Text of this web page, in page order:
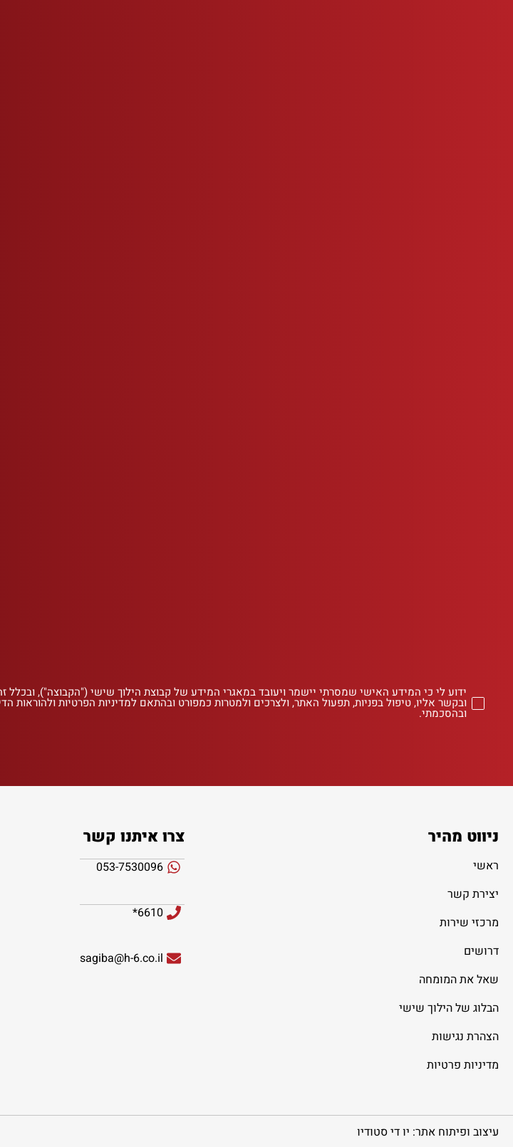
ידוע לי כי המידע האישי שמסרתי יישמר ויעובד במאגרי המידע של קבוצת הילוך שישי ("הקבוצה"),
ובקשר אליו, טיפול בפניות, תפעול האתר, ולצרכים ולמטרות כמפורט ובהתאם למדיניות הפרטיות ולהוראות
ובהסכמתי.
ניווט מהיר
ראשי
יצירת קשר
מרכזי שירות
דרושים
שאל את המומחה
הבלוג של הילוך שישי
הצהרת נגישות
מדיניות פרטיות
צרו איתנו קשר
053-7530096
6610*
sagiba@h-6.co.il
עיצוב ופיתוח אתר: יו די סטודיו